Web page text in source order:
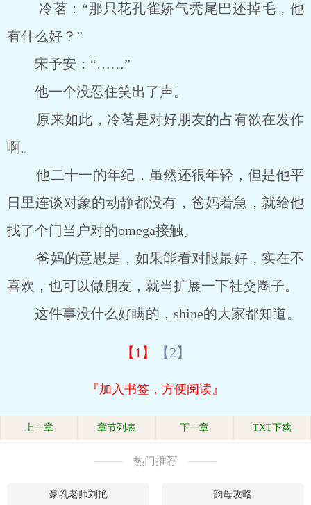
冷茗：“那只花孔雀娇气秃尾巴还掉毛，他
有什么好？”
宋予安：“……”
他一个没忍住笑出了声。
原来如此，冷茗是对好朋友的占有欲在发作
啊。
他二十一的年纪，虽然还很年轻，但是他平
日里连谈对象的动静都没有，爸妈着急，就给他
找了个门当户对的omega接触。
爸妈的意思是，如果能看对眼最好，实在不
喜欢，也可以做朋友，就当扩展一下社交圈子。
这件事没什么好瞒的，shine的大家都知道。
【1】 【2】
『加入书签，方便阅读』
上一章 章节列表 下一章 TXT下载
热门推荐
豪乳老师刘艳 韵母攻略